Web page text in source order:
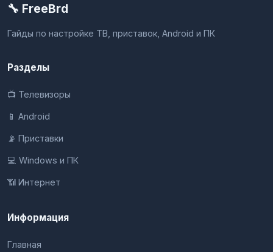
🔧 FreeBrd
Гайды по настройке ТВ, приставок, Android и ПК
Разделы
📺 Телевизоры
📱 Android
📡 Приставки
💻 Windows и ПК
📶 Интернет
Информация
Главная